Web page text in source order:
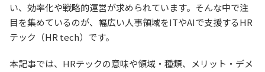
い、効率化や戦略的運営が求められています。そんな中で注
目を集めているのが、幅広い人事領域をITやAIで支援するHR
テック（HR tech）です。
本記事では、HRテックの意味や領域・種類、メリット・デメ